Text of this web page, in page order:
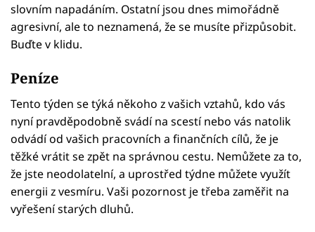
slovním napadáním. Ostatní jsou dnes mimořádně
agresivní, ale to neznamená, že se musíte přizpůsobit.
Buďte v klidu.
Peníze
Tento týden se týká někoho z vašich vztahů, kdo vás
nyní pravděpodobně svádí na scestí nebo vás natolik
odvádí od vašich pracovních a finančních cílů, že je
těžké vrátit se zpět na správnou cestu. Nemůžete za to,
že jste neodolatelní, a uprostřed týdne můžete využít
energii z vesmíru. Vaši pozornost je třeba zaměřit na
vyřešení starých dluhů.